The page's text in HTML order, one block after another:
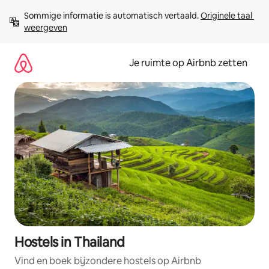
direct
naar
Sommige informatie is automatisch vertaald. Originele taal
weergeven
Je ruimte op Airbnb zetten
Hostels in Thailand
Vind en boek bijzondere hostels op Airbnb